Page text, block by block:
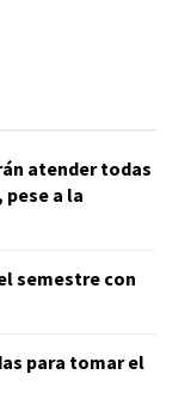
atender todas
pese a la
semestre con
para tomar el